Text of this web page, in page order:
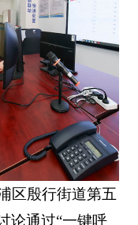
区殷行街道第五
论通过“一键呼